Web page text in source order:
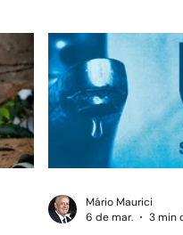
Mário Maurici
6 de mar.
3 min